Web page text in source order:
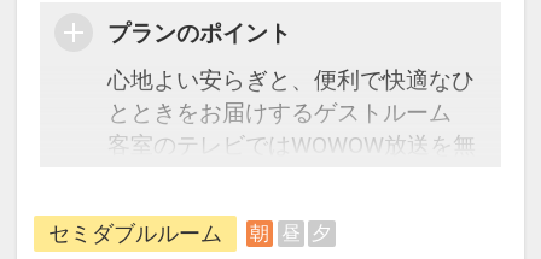
プランのポイント
心地よい安らぎと、便利で快適なひ
とときをお届けするゲストルーム
客室のテレビではWOWOW放送を無
朝食は和洋食の無料バイキング。そ
の土地ならではの食材や、郷土料理
セミダブルルーム 朝 昼 夕